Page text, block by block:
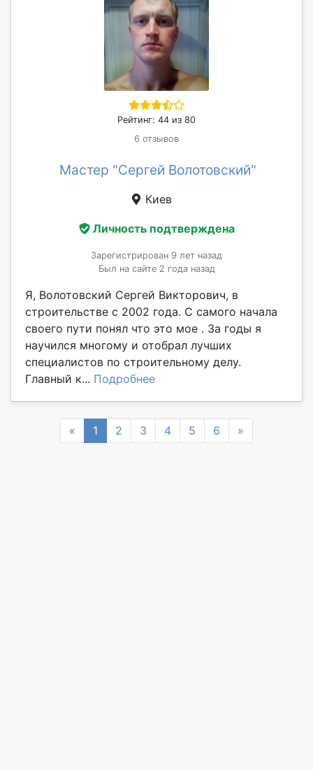
Рейтинг: 44 из 80
6 отзывов
Мастер "Сергей Волотовский"
Киев
Личность подтверждена
Зарегистрирован 9 лет назад
Был на сайте 2 года назад
Я, Волотовский Сергей Викторович, в
строительстве с 2002 года. С самого начала
своего пути понял что это мое . За годы я
научился многому и отобрал лучших
специалистов по строительному делу.
Главный к... Подробнее
« Previous
1 2 3 4 5 6 »